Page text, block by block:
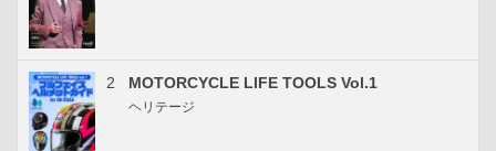
2 MOTORCYCLE LIFE TOOLS Vol.1
ヘリテージ